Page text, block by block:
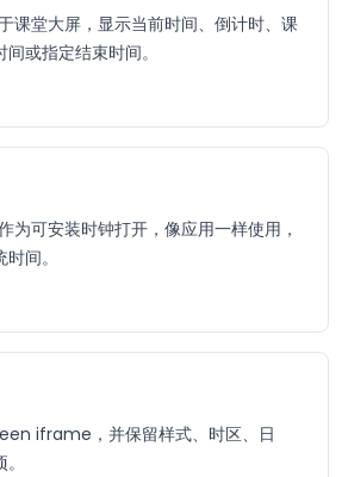
课堂大屏，显示当前时间、倒计时、课
或指定结束时间。
可安装时钟打开，像应用一样使用，
间。
iframe，并保留样式、时区、日